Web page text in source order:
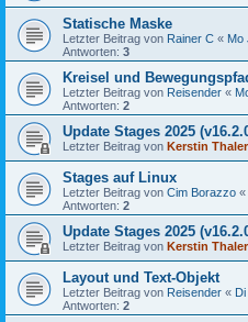
Statische Maske
Letzter Beitrag von Rainer C « Mo
Antworten: 3
Kreisel und
Letzter Beitrag von Reisender «
Antworten: 2
Update Stages 2025
Letzter Beitrag von Kerstin Thaler
Stages auf Linux
Letzter Beitrag von Cim Borazzo «
Antworten: 2
Update Stages 2025
Letzter Beitrag von Kerstin Thaler
Layout und Text-Objekt
Letzter Beitrag von Reisender «
Antworten: 2